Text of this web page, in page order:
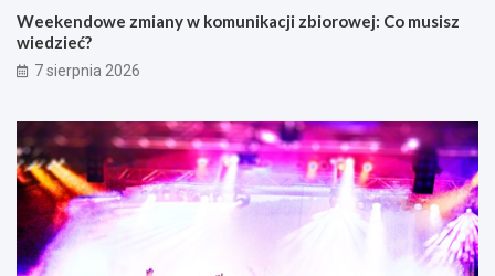
Weekendowe zmiany w komunikacji zbiorowej: Co musisz
wiedzieć?
7 sierpnia 2026